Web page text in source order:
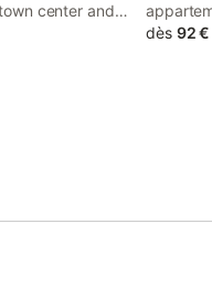
center and
/ A131, and
chambre
avec
des
dès 92 €